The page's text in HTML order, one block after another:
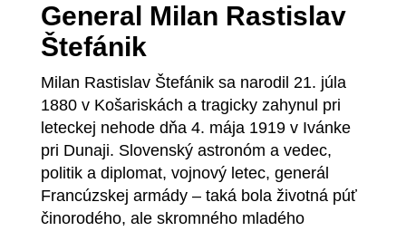
General Milan Rastislav
Štefánik
Milan Rastislav Štefánik sa narodil 21. júla
1880 v Košariskách a tragicky zahynul pri
leteckej nehode dňa 4. mája 1919 v Ivánke
pri Dunaji. Slovenský astronóm a vedec,
politik a diplomat, vojnový letec, generál
Francúzskej armády – taká bola životná púť
činorodého, ale skromného mladého